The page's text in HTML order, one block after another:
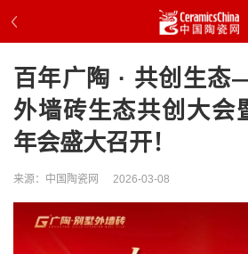
百年广陶 · 共创生
外墙砖生态共创大会
年会盛大召开！
来源：中国陶瓷网 2026-03-08